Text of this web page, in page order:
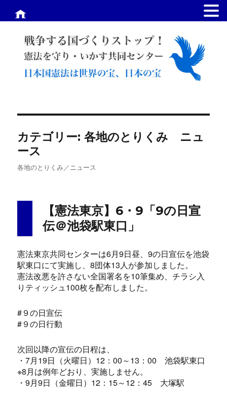
カテゴリー:各地のとりくみ ニュ
ース
各地のとりくみ／ニュース
【憲法東京】6・9「9の日宣
伝＠池袋駅東口」
憲法東京共同センターは6月9日昼、9の日宣伝を池袋
駅東口にて実施し、8団体13人が参加しました。
憲法改悪を許さない全国署名を10筆集め、チラシ入
りティッシュ100枚を配布しました。
#９の日宣伝
#９の日行動
次回以降の宣伝の日程は、
・7月19日（火曜日）12：00～13：00 池袋駅東口
※8月は例年どおり、実施しません。
・9月9日（金曜日）12：15～12：45 大塚駅